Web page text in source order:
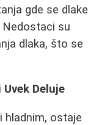
gde se dlake
su
dlaka, što se
Deluje
hladnim, ostaje